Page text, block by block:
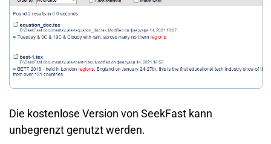
Die kostenlose Version von SeekFast kann
unbegrenzt genutzt werden.